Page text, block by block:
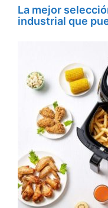
La mejor
industrial que